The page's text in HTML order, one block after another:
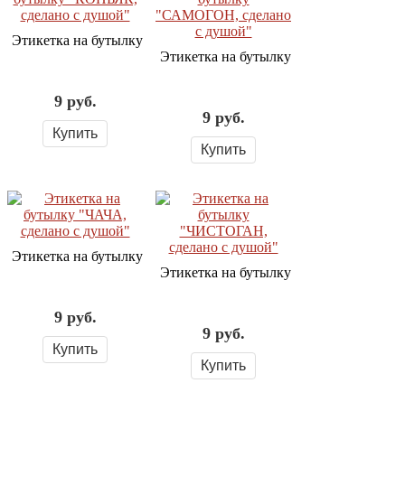
Этикетка на бутылку "КОНЬЯК, сделано с душой"
9 руб.
Купить
Этикетка на бутылку "САМОГОН,
9 руб.
Купить
Этикетка на бутылку "ЧАЧА, сделано с душой"
9 руб.
Купить
Этикетка на бутылку "ЧИСТОГАН,
9 руб.
Купить